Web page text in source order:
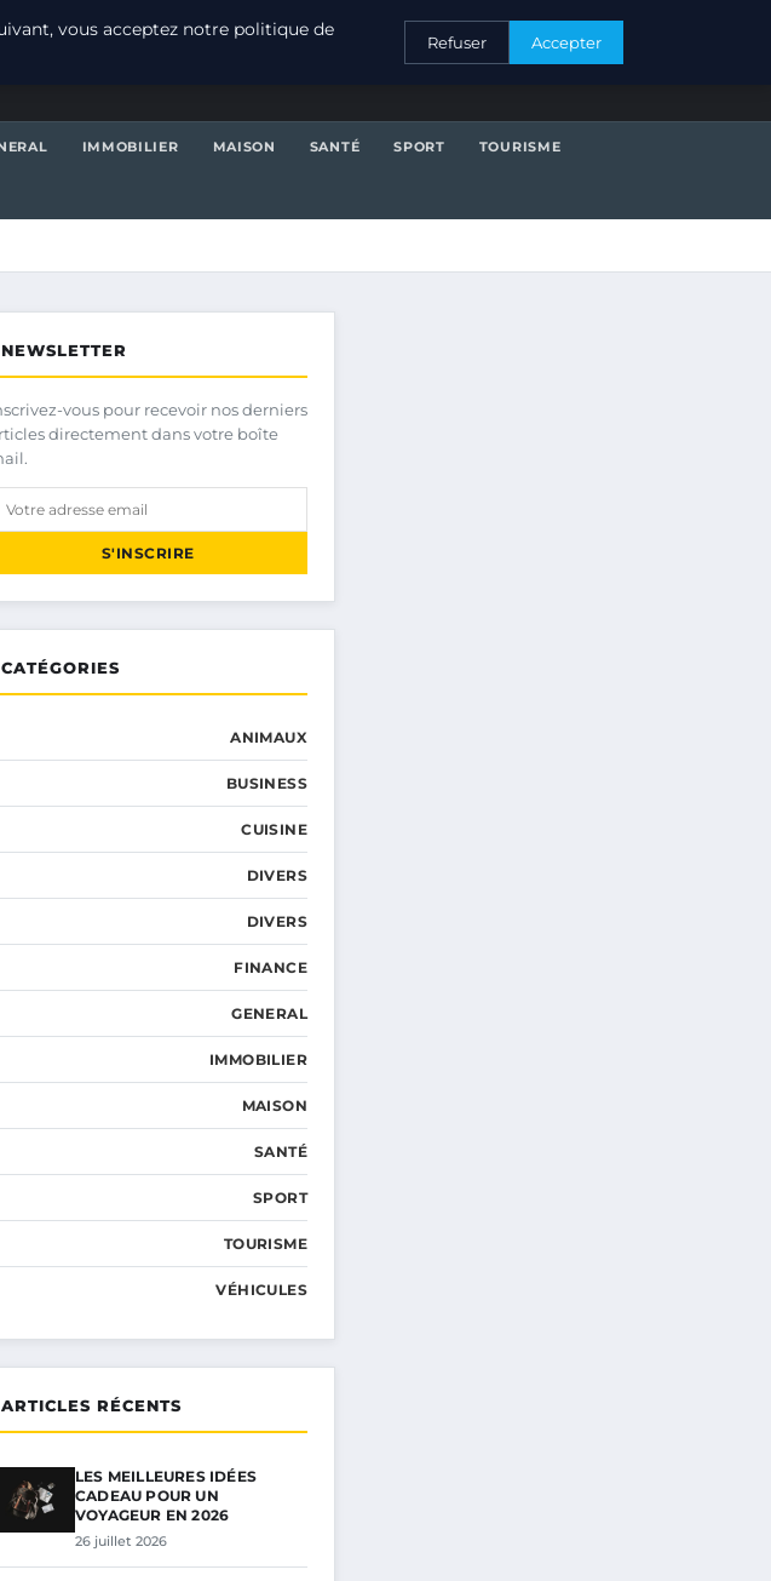
CONTACT
IMMOBILIER MAISON SANTÉ SPORT TOURISME
NEWSLETTER
vous pour recevoir nos derniers
directement dans votre boîte
S'INSCRIRE
CATÉGORIES
ANIMAUX
BUSINESS
CUISINE
DIVERS
DIVERS
FINANCE
GENERAL
IMMOBILIER
MAISON
SANTÉ
SPORT
TOURISME
VÉHICULES
ARTICLES RÉCENTS
LES MEILLEURES IDÉES
CADEAU POUR UN
VOYAGEUR EN 2026
26 juillet 2026
vous acceptez notre politique de
Refuser Accepter